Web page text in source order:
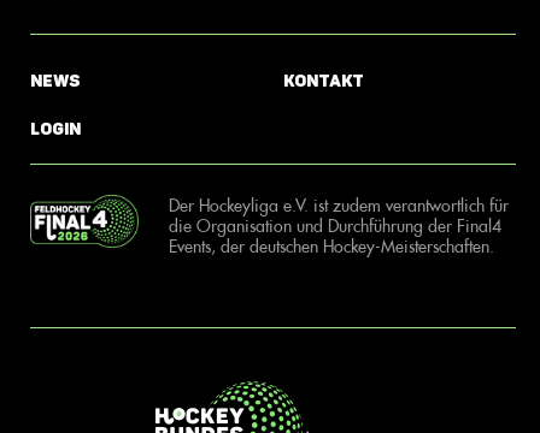
News
Login
Kontakt
Der Hockeyliga e.V. ist zudem verantwortlich für
die Organisation und Durchführung der Final4
Events, der deutschen Hockey-Meisterschaften.